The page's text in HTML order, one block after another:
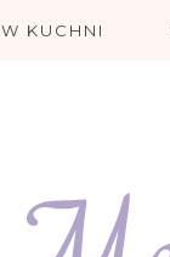
W KUCHNI